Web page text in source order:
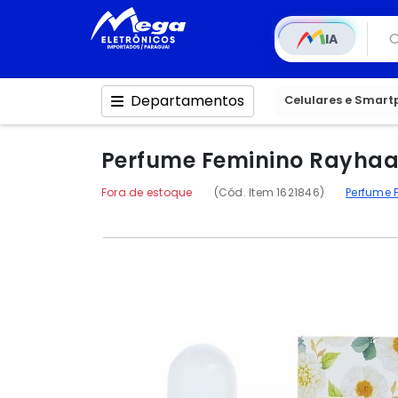
IA
Departamentos Celulares e
Perfume Feminino
Fora de estoque (Cód. Item 1621846) Perfume